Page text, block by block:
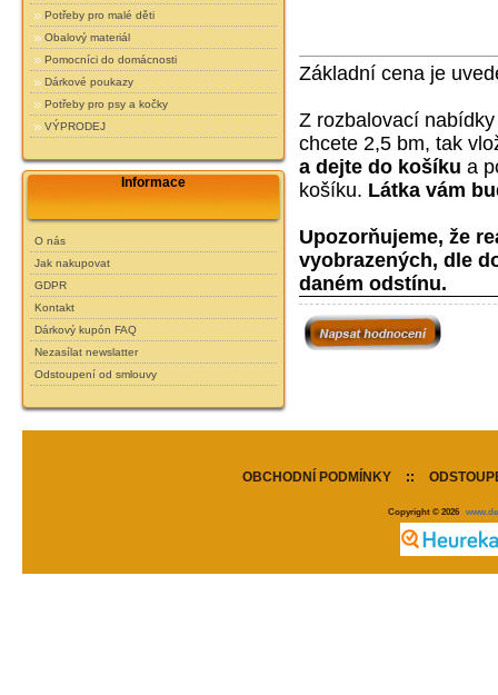
Potřeby pro malé děti
Obalový materiál
Pomocníci do domácnosti
Dárkové poukazy
Potřeby pro psy a kočky
VÝPRODEJ
Informace
O nás
Jak nakupovat
GDPR
Kontakt
Dárkový kupón FAQ
Nezasílat newslatter
Odstoupení od smlouvy
Základní cena je
Z rozbalovací
chcete 2,5 bm, tak
a dejte do košíku a
košíku. Látka vám
Upozorňujeme, že
vyobrazených, dle
daném odstínu.
OBCHODNÍ PODMÍNKY ::
Copyright © 2026